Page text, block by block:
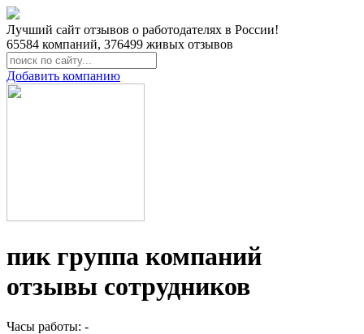
Лучший сайт отзывов о работодателях в России!
65584 компаний, 376499 живых отзывов
Добавить компанию
пик группа компаний
отзывы сотрудников
Часы работы: -